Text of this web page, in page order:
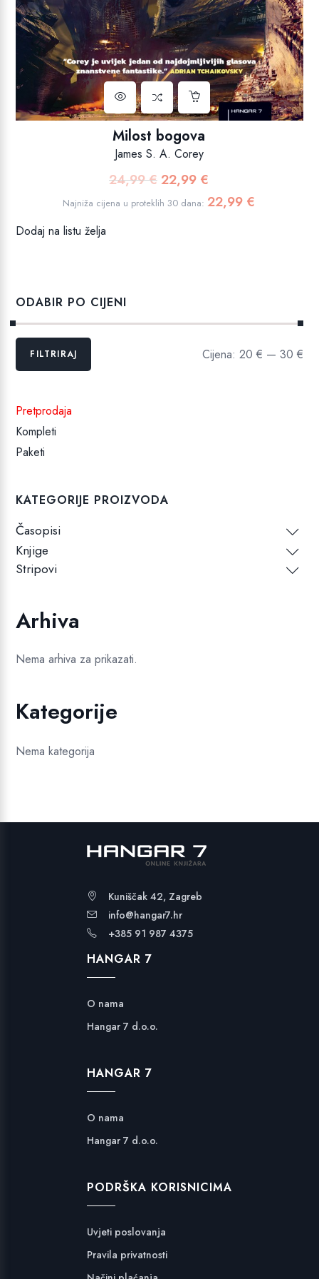
Milost bogova
James S. A. Corey
24,99€ Izvorna
cijena
22,99 €
cijena
Najniža cijena u proteklih 30 dana: 22,99 €
Dodaj na listu želja
ODABIR PO CIJENI
Min
MaksFILTRIRAJ Cijena: 20 € — 30 €
Pretprodaja
Kompleti
Paketi
KATEGORIJE PROIZVODA
Časopisi
Knjige
Stripovi
Arhiva
Nema arhiva za prikazati.
Kategorije
Nema kategorija
Kuniščak 42, Zagreb
info@hangar7.hr
+385 91 987 4375
HANGAR 7
O nama
Hangar 7 d.o.o.
HANGAR 7
O nama
Hangar 7 d.o.o.
PODRŠKA KORISNICIMA
Uvjeti poslovanja
Pravila privatnosti